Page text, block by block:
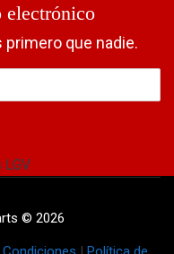
electrónico
que nadie.
© 2026